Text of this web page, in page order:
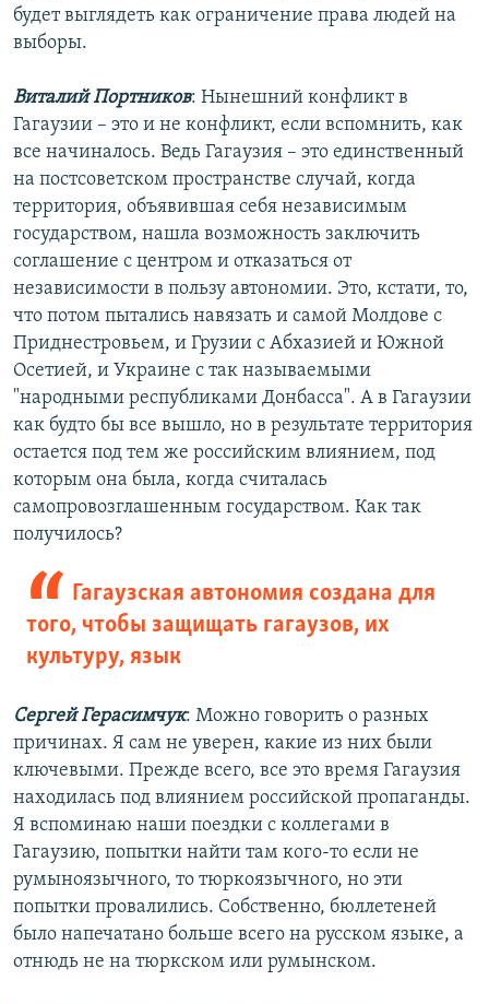
будет выглядеть как ограничение права людей на
выборы.
Виталий Портников: Нынешний конфликт в
Гагаузии – это и не конфликт, если вспомнить, как
все начиналось. Ведь Гагаузия – это единственный
на постсоветском пространстве случай, когда
территория, объявившая себя независимым
государством, нашла возможность заключить
соглашение с центром и отказаться от
независимости в пользу автономии. Это, кстати, то,
что потом пытались навязать и самой Молдове с
Приднестровьем, и Грузии с Абхазией и Южной
Осетией, и Украине с так называемыми
"народными республиками Донбасса". А в Гагаузии
как будто бы все вышло, но в результате территория
остается под тем же российским влиянием, под
которым она была, когда считалась
самопровозглашенным государством. Как так
получилось?
Гагаузская автономия создана для
того, чтобы защищать гагаузов, их
культуру, язык
Сергей Герасимчук: Можно говорить о разных
причинах. Я сам не уверен, какие из них были
ключевыми. Прежде всего, все это время Гагаузия
находилась под влиянием российской пропаганды.
Я вспоминаю наши поездки с коллегами в
Гагаузию, попытки найти там кого-то если не
румыноязычного, то тюркоязычного, но эти
попытки провалились. Собственно, бюллетеней
было напечатано больше всего на русском языке, а
отнюдь не на тюркском или румынском.